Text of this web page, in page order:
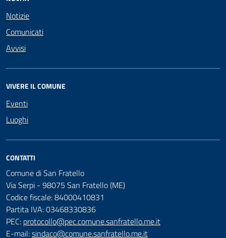
Notizie
Comunicati
Avvisi
VIVERE IL COMUNE
Eventi
Luoghi
CONTATTI
Comune di San Fratello
Via Serpi - 98075 San Fratello (ME)
Codice fiscale: 84000410831
Partita IVA: 03468330836
PEC: protocollo@pec.comune.sanfratello.me.it
E-mail:sindaco@comune.sanfratello.me.it